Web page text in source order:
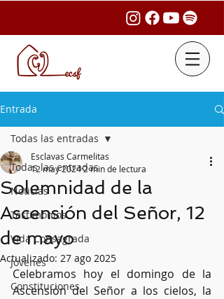
Entrada
Todas las entradas
Noticias
Testimonios
Vida Consagrada
Jóvenes
Constituciones
Todas las entradas
Solemnidad de la
Ascensión del Señor, 12
de mayo
Esclavas Carmelitas
12 may 20242 min de lectura
Actualizado: 27 ago 2025
Celebramos hoy el domingo de la
Ascensión del Señor a los cielos, la